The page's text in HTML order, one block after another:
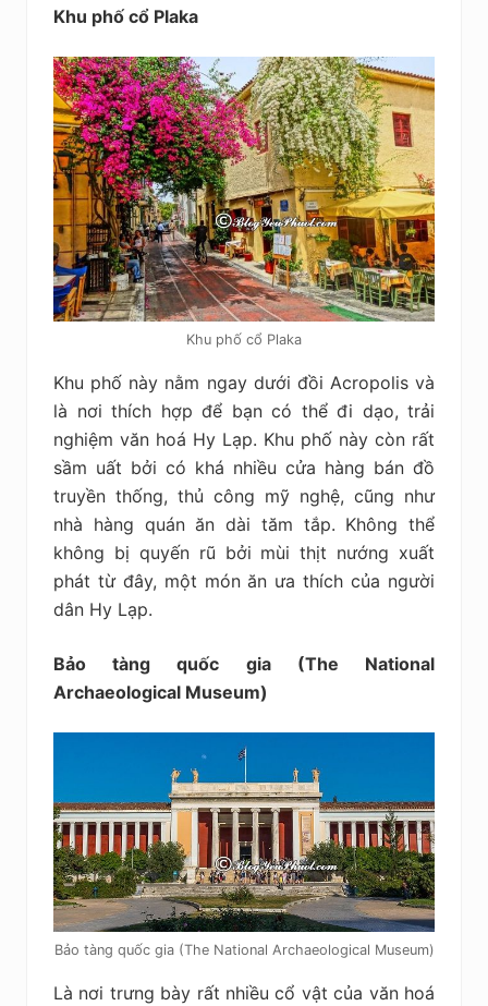
Khu phố cổ Plaka
Khu phố cổ Plaka
Khu phố này nằm ngay dưới đồi Acropolis và
là nơi thích hợp để bạn có thể đi dạo, trải
nghiệm văn hoá Hy Lạp. Khu phố này còn rất
sầm uất bởi có khá nhiều cửa hàng bán đồ
truyền thống, thủ công mỹ nghệ, cũng như
nhà hàng quán ăn dài tăm tắp. Không thể
không bị quyến rũ bởi mùi thịt nướng xuất
phát từ đây, một món ăn ưa thích của người
dân Hy Lạp.
Bảo tàng quốc gia (The National
Archaeological Museum)
Bảo tàng quốc gia (The National Archaeological Museum)
Là nơi trưng bày rất nhiều cổ vật của văn hoá